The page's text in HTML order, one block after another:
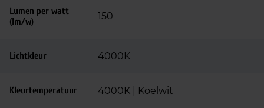
Lumen per watt
(lm/w)
150
Lichtkleur 4000K
Kleurtemperatuur 4000K | Koelwit